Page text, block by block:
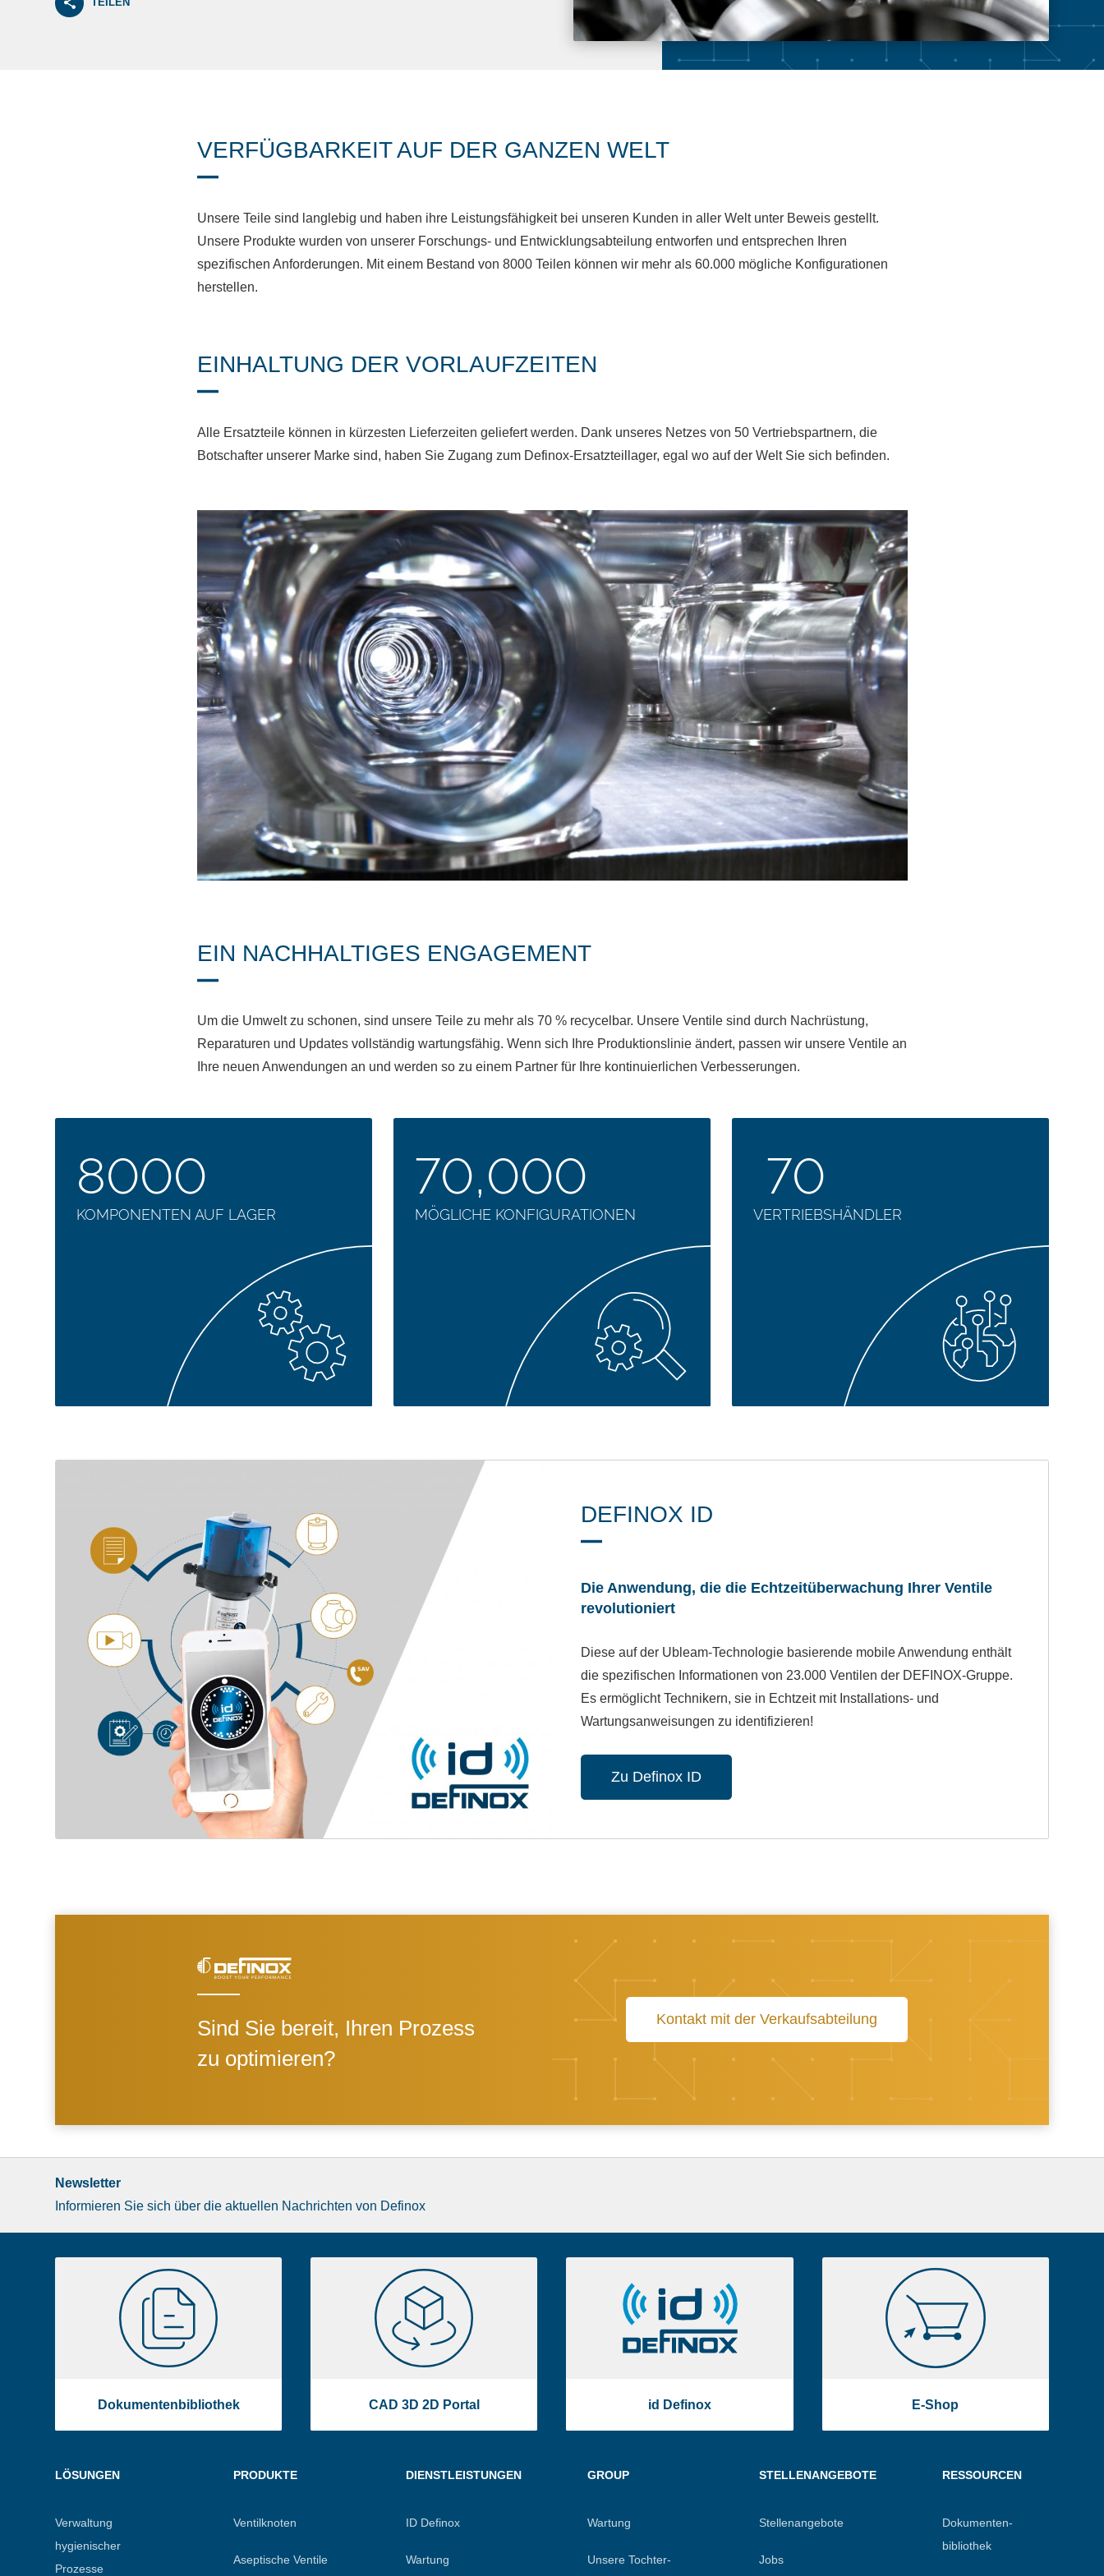
VERFÜGBARKEIT AUF DER GANZEN WELT
Unsere Teile sind langlebig und haben ihre Leistungsfähigkeit bei unseren Kunden in aller Welt unter Beweis gestellt.
Unsere Produkte wurden von unserer Forschungs- und Entwicklungsabteilung entworfen und entsprechen Ihren
spezifischen Anforderungen. Mit einem Bestand von 8000 Teilen können wir mehr als 60.000 mögliche Konfigurationen
herstellen.
EINHALTUNG DER VORLAUFZEITEN
Alle Ersatzteile können in kürzesten Lieferzeiten geliefert werden. Dank unseres Netzes von 50 Vertriebspartnern, die
Botschafter unserer Marke sind, haben Sie Zugang zum Definox-Ersatzteillager, egal wo auf der Welt Sie sich befinden.
EIN NACHHALTIGES ENGAGEMENT
Um die Umwelt zu schonen, sind unsere Teile zu mehr als 70 % recycelbar. Unsere Ventile sind durch Nachrüstung,
Reparaturen und Updates vollständig wartungsfähig. Wenn sich Ihre Produktionslinie ändert, passen wir unsere Ventile an
Ihre neuen Anwendungen an und werden so zu einem Partner für Ihre kontinuierlichen Verbesserungen.
8000
KOMPONENTEN AUF LAGER
70,000
MÖGLICHE KONFIGURATIONEN
70
VERTRIEBSHÄNDLER
DEFINOX ID
Die Anwendung, die die Echtzeitüberwachung Ihrer Ventile
revolutioniert
Diese auf der Ubleam-Technologie basierende mobile Anwendung enthält
die spezifischen Informationen von 23.000 Ventilen der DEFINOX-Gruppe.
Es ermöglicht Technikern, sie in Echtzeit mit Installations- und
Wartungsanweisungen zu identifizieren!
Zu Definox ID
Sind Sie bereit, Ihren Prozess
zu optimieren?
Kontakt mit der Verkaufsabteilung
Newsletter
Informieren Sie sich über die aktuellen Nachrichten von Definox
Dokumentenbibliothek
Dokumentenbibliothek
CAD 3D 2D Portal
3D
2D
Portal
id Definox
Definox
E-Shop
Shop
Menu
LÖSUNGEN
Verwaltung
hygienischer
Prozesse
PRODUKTE
Ventilknoten
Aseptische Ventile
DIENSTLEISTUNGEN
ID Definox
Wartung
GROUP
Wartung
Unsere Tochter-
STELLENANGEBOTE
Stellenangebote
Jobs
RESSOURCEN
Dokumenten-
bibliothek